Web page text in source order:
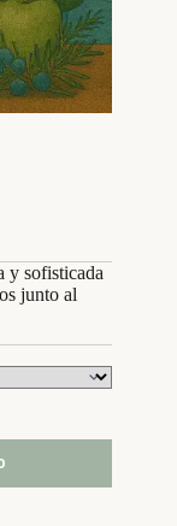
y sofisticada
junto al